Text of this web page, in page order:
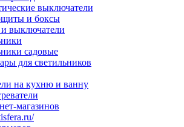
выключатели
и боксы
и выключатели
садовые
для светильников
на кухню и ванну
магазинов